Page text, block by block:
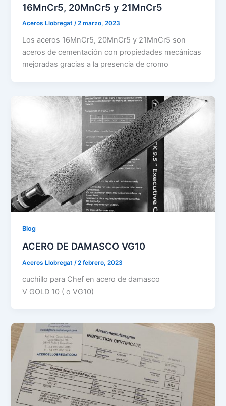
16MnCr5, 20MnCr5 y 21MnCr5
Aceros Llobregat/2 marzo, 2023
Los aceros 16MnCr5, 20MnCr5 y 21MnCr5 son
aceros de cementación con propiedades mecánicas
mejoradas gracias a la presencia de cromo
Blog
ACERO DE DAMASCO VG10
Aceros Llobregat/2 febrero, 2023
cuchillo para Chef en acero de damasco
V GOLD 10 ( o VG10)